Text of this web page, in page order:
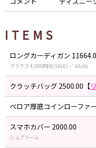
ITEMS
ロングカーディガン
ブラウス 4,000円位(SALE) ／ lilLilly
クラッチバッグ 2500.00【
ベロア厚底コインローファ
スマホカバー 2000.00
シュプリーム